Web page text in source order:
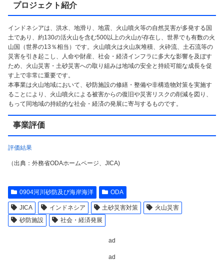
プロジェクト紹介
インドネシアは、洪水、地滑り、地震、火山噴火等の自然災害が多発する国
土であり、約130の活火山を含む500以上の火山が存在し、世界でも有数の火
山国（世界の13％相当）です。火山噴火は火山灰堆積、火砕流、土石流等の
災害を引き起こし、人命や財産、社会・経済インフラに多大な影響を及ぼす
ため、火山災害・土砂災害への取り組みは地域の安全と持続可能な成長を促
す上で非常に重要です。
本事業は火山地域において、砂防施設の修繕・整備や非構造物対策を実施す
ることにより、火山噴火による被害からの復旧や災害リスクの削減を図り、
もって同地域の持続的な社会・経済の発展に寄与するものです。
事業評価
評価結果
（出典：外務省ODAホームページ、JICA)
0904河川砂防及び海岸海洋 ODA
JICA インドネシア 土砂災害対策
火山災害
砂防施設
社会・経済発展
ad
ad